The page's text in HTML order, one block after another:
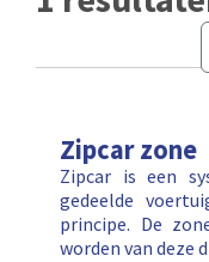
Zipcar zone
Zipcar is een
gedeelde
principe. De
worden van deze